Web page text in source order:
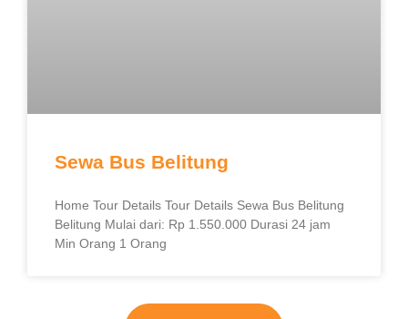
Sewa Bus Belitung
Home Tour Details Tour Details Sewa Bus Belitung
Belitung Mulai dari: Rp 1.550.000 Durasi 24 jam
Min Orang 1 Orang